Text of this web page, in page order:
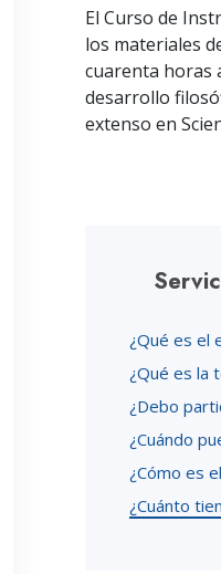
El Curso de
los materiales
cuarenta horas
desarrollo
extenso en
¿Qué es el
¿Qué es la
¿Debo
¿Cuándo
¿Cómo es
¿Cuánto